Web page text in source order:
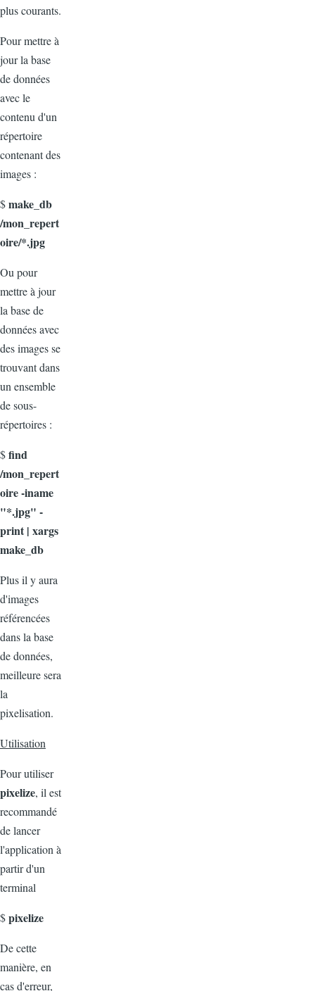
plus courants.
Pour mettre à
jour la base
de données
avec le
contenu d'un
répertoire
contenant des
images :
$make_db
/mon_repert
oire/*.jpg
Ou pour
mettre à jour
la base de
données avec
des images se
trouvant dans
un ensemble
de sous-
répertoires :
$find
/mon_repert
oire -iname
"*.jpg" -
print | xargs
make_db
Plus il y aura
d'images
référencées
dans la base
de données,
meilleure sera
la
pixelisation.
Utilisation
Pour utiliser
pixelize, il est
recommandé
de lancer
l'application à
partir d'un
terminal
$pixelize
De cette
manière, en
cas d'erreur,